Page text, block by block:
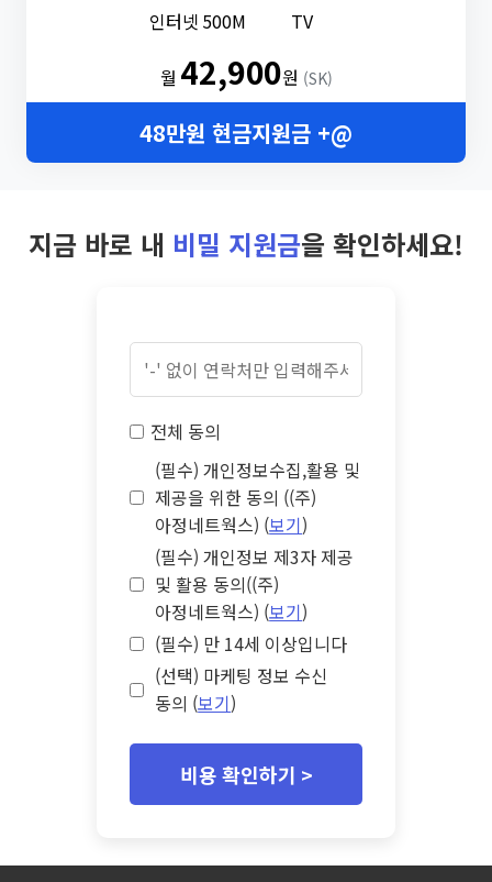
인터넷 500M TV
월 42,900원 (SK)
48만원 현금지원금 +@
지금 바로 내 비밀 지원금을 확인하세요!
전체 동의
(필수) 개인정보수집,활용 및
제공을 위한 동의 ((주)
아정네트웍스) (보기)
(필수) 개인정보 제3자 제공
및 활용 동의((주)
아정네트웍스) (보기)
(필수) 만 14세 이상입니다
(선택) 마케팅 정보 수신
동의 (보기)
비용 확인하기 >